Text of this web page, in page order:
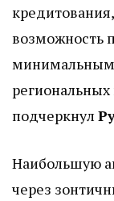
возможность
минимальным
подчеркнул
Наибольшую
через